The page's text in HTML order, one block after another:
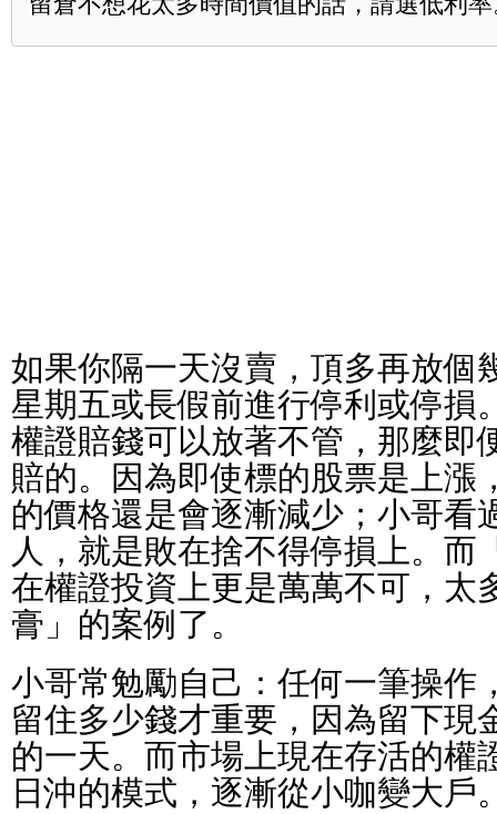
如果你隔一天沒賣，頂多再放個
星期五或長假前進行停利或停損
權證賠錢可以放著不管，那麼即
賠的。因為即使標的股票是上漲
的價格還是會逐漸減少；小哥看
人，就是敗在捨不得停損上。而
在權證投資上更是萬萬不可，太
膏」的案例了。
小哥常勉勵自己：任何一筆操作
留住多少錢才重要，因為留下現
的一天。而市場上現在存活的權
日沖的模式，逐漸從小咖變大戶